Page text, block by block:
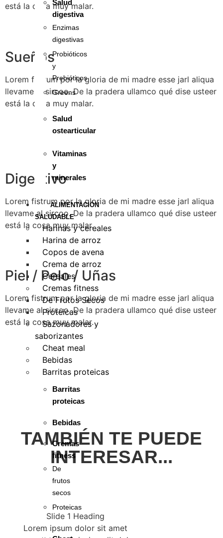
Salud
digestiva
Enzimas
digestivas
Probióticos
y
Prebióticos
Greens
Salud
ostearticular
Vitaminas
y
minerales
ALIMENTACIÓN
SALUDABLE
Harinas y cereales
Harina de arroz
Copos de avena
Crema de arroz
Cereales
Cremas fitness
De Frutos Secos
Proteicas
Sazonadores y
saborizantes
Cheat meal
Bebidas
Barritas proteicas
Barritas
proteicas
Bebidas
Cremas
fitness
De
frutos
secos
Proteicas
está la cosa muy malar.
Sueños
Lorem fistrum por la gloria de mi madre esse jarl aliqua
llevame al sircoo. De la pradera ullamco qué dise usteer
está la cosa muy malar.
Digestivo
Lorem fistrum por la gloria de mi madre esse jarl aliqua
llevame al sircoo. De la pradera ullamco qué dise usteer
está la cosa muy malar.
Piel / Pelo / Uñas
Lorem fistrum por la gloria de mi madre esse jarl aliqua
llevame al sircoo. De la pradera ullamco qué dise usteer
está la cosa muy malar.
TAMBIÉN TE PUEDE
INTERESAR...
Slide 1 Heading
Lorem ipsum dolor sit amet